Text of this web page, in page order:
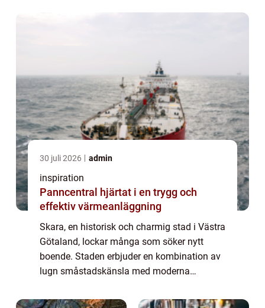
30 juli 2026 admin
inspiration
Panncentral hjärtat i en trygg och
effektiv värmeanläggning
Skara, en historisk och charmig stad i Västra
Götaland, lockar många som söker nytt
boende. Staden erbjuder en kombination av
lugn småstadskänsla med moderna